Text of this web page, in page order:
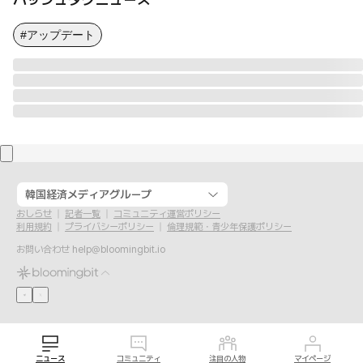
#アップデート
韓国経済メディアグループ
おしらせ 記者一覧
コミュニティ運営ポリシー
利用規約
プライバシーポリシー
倫理規範・青少年保護ポリシー
お問い合わせ help@bloomingbit.io
ニュース コミュニティ 注目の人物 マイページ